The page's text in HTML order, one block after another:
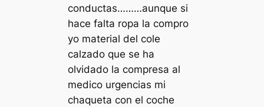
conductas………aunque si
hace falta ropa la compro
yo material del cole
calzado que se ha
olvidado la compresa al
medico urgencias mi
chaqueta con el coche